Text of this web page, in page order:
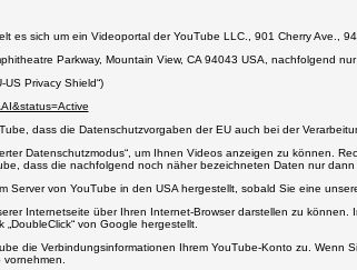
es sich um ein Videoportal der YouTube LLC., 901 Cherry Ave.,
Parkway, Mountain View, CA 94043 USA, nachfolgend nur
Privacy Shield“)
dass die Datenschutzvorgaben der EU auch bei der
Datenschutzmodus“, um Ihnen Videos anzeigen zu können.
dass die nachfolgend noch näher bezeichneten Daten nur
Server von YouTube in den USA hergestellt, sobald Sie eine
Internetseite über Ihren Internet-Browser darstellen zu
von Google hergestellt.
die Verbindungsinformationen Ihrem YouTube-Konto zu.